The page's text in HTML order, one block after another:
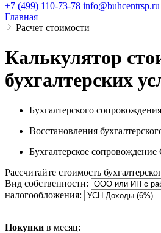
+7 (499) 110-73-78 info@buhcentrsp.ru
Главная
Расчет стоимости
Калькулятор
бухгалтерских
Бухгалтерского сопровождения
Восстановления
Бухгалтерское
Рассчитайте стоимость
Вид собственности:
налогообложения:
Покупки в месяц: